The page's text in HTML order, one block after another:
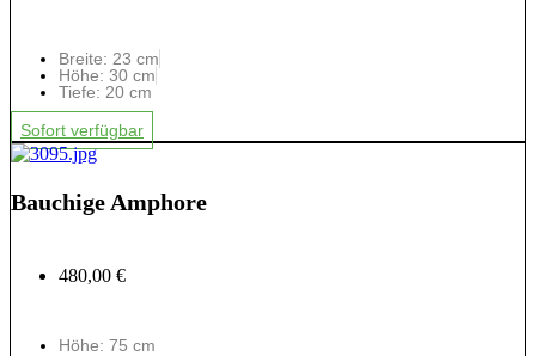
Breite: 23 cm
Höhe: 30 cm
Tiefe: 20 cm
Sofort verfügbar
Bauchige Amphore
480,00 €
Höhe: 75 cm